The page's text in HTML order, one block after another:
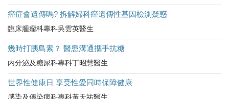
癌症會遺傳嗎? 拆解婦科癌遺傳性基因檢測疑惑
臨床腫瘤科專科吳雲英醫生
幾時打胰島素？ 醫患溝通攜手抗糖
内分泌及糖尿科專科丁昭慧醫生
世界性健康日 享受性愛同時保障健康
感染及傳染病科專科黃天祐醫生